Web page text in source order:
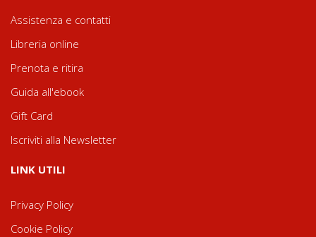
Assistenza e contatti
Libreria online
Prenota e ritira
Guida all'ebook
Gift Card
Iscriviti alla Newsletter
LINK UTILI
Privacy Policy
Cookie Policy